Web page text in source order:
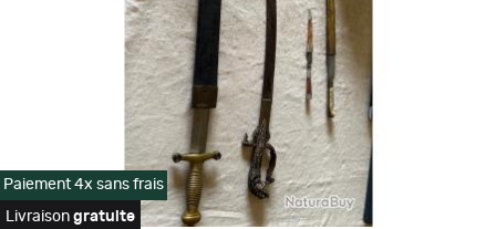
Paiement 4x sans frais
Livraison gratuite